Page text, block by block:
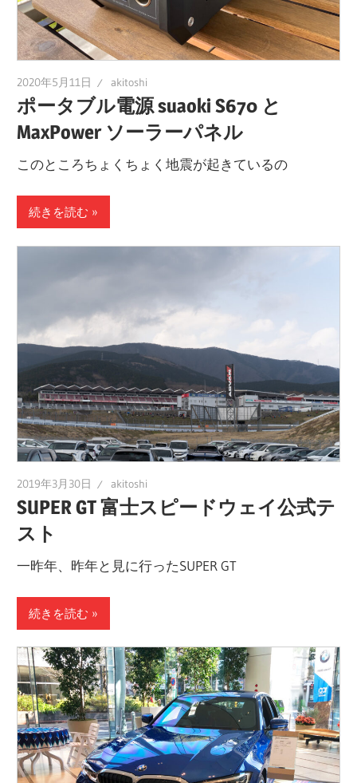
2020年5月11日 akitoshi
ポータブル電源 suaoki S670 と
MaxPower ソーラーパネル
このところちょくちょく地震が起きているの
続きを読む
2019年3月30日 akitoshi
SUPER GT 富士スピードウェイ公式テ
スト
一昨年、昨年と見に行ったSUPER GT
続きを読む